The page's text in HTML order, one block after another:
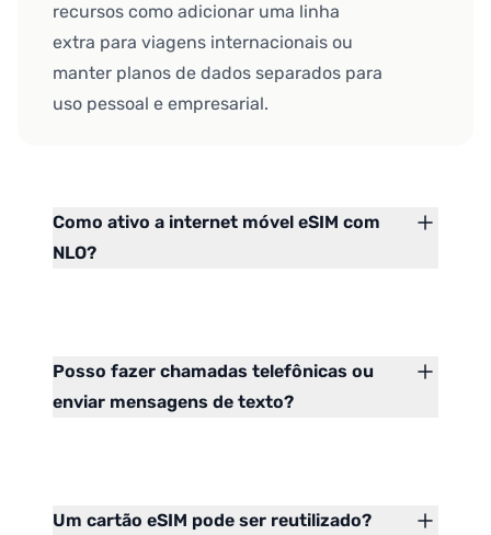
recursos como adicionar uma linha
extra para viagens internacionais ou
manter planos de dados separados para
uso pessoal e empresarial.
Como ativo a internet móvel eSIM com
NLO?
Posso fazer chamadas telefônicas ou
enviar mensagens de texto?
Um cartão eSIM pode ser reutilizado?